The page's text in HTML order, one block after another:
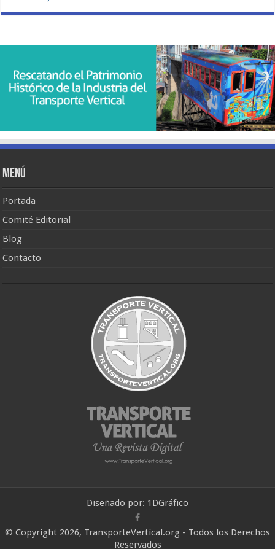
Menú
Portada
Comité Editorial
Blog
Contacto
Diseñado por: 1DGráfico
© Copyright 2026, TransporteVertical.org - Todos los Derechos
Reservados